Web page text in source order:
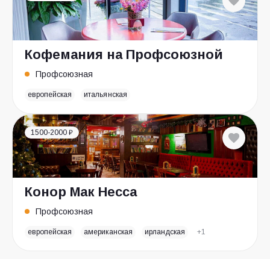
Кофемания на Профсоюзной
Профсоюзная
европейская итальянская
1500-2000 ₽
Конор Мак Несса
Профсоюзная
европейская американская ирландская +1